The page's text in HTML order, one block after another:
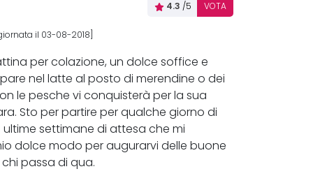
4.3 /5 VOTA
il 03-08-2018]
per colazione, un dolce soffice e
nel latte al posto di merendine o dei
le pesche vi conquisterà per la sua
Sto per partire per qualche giorno di
settimane di attesa che mi
dolce modo per augurarvi delle buone
passa di qua.